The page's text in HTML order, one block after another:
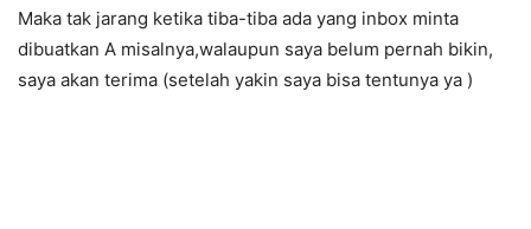
Maka tak jarang ketika tiba-tiba ada yang inbox minta
dibuatkan A misalnya,walaupun saya belum pernah bikin,
saya akan terima (setelah yakin saya bisa tentunya ya )